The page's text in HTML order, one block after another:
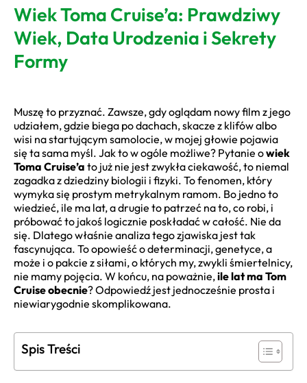
Wiek Toma Cruise’a: Prawdziwy
Wiek, Data Urodzenia i Sekrety
Formy
Muszę to przyznać. Zawsze, gdy oglądam nowy film z jego
udziałem, gdzie biega po dachach, skacze z klifów albo
wisi na startującym samolocie, w mojej głowie pojawia
się ta sama myśl. Jak to w ogóle możliwe? Pytanie owiek
Toma Cruise’a to już nie jest zwykła ciekawość, to niemal
zagadka z dziedziny biologii i fizyki. To fenomen, który
wymyka się prostym metrykalnym ramom. Bo jedno to
wiedzieć, ile ma lat, a drugie to patrzeć na to, co robi, i
próbować to jakoś logicznie poskładać w całość. Nie da
się. Dlatego właśnie analiza tego zjawiska jest tak
fascynująca. To opowieść o determinacji, genetyce, a
może i o pakcie z siłami, o których my, zwykli śmiertelnicy,
nie mamy pojęcia. W końcu, na poważnie,ile lat ma Tom
Cruise obecnie? Odpowiedź jest jednocześnie prosta i
niewiarygodnie skomplikowana.
Spis Treści